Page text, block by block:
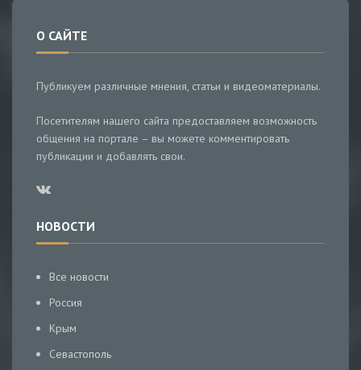
О САЙТЕ
Публикуем различные мнения, статьи и видеоматериалы.
Посетителям нашего сайта предоставляем возможность
общения на портале – вы можете комментировать
публикации и добавлять свои.
НОВОСТИ
Все новости
Россия
Крым
Севастополь